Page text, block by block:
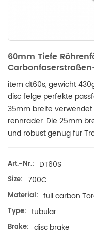
60mm Tiefe
item dt60s, gewicht
disc felge perfekte
35mm breite
rennräder. Die 25mm
und robust genug für
Art.-Nr.: DT60S
Size: 700C
Material: full carbon
Type: tubular
Brake: disc brake